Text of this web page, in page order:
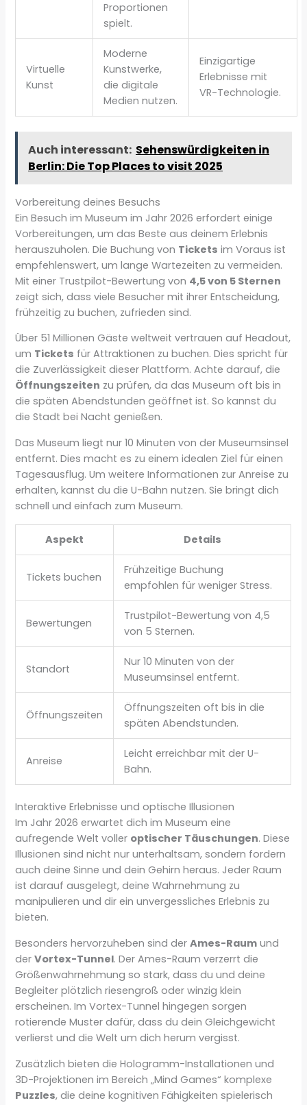
Proportionen
spielt.
Virtuelle
Kunst
Moderne
Kunstwerke,
die digitale
Medien nutzen.
Einzigartige
Erlebnisse mit
VR-Technologie.
Auch interessant: Sehenswürdigkeiten in
Berlin: Die Top Places to visit 2025
Vorbereitung deines Besuchs
Ein Besuch im Museum im Jahr 2026 erfordert einige
Vorbereitungen, um das Beste aus deinem Erlebnis
herauszuholen. Die Buchung von Tickets im Voraus ist
empfehlenswert, um lange Wartezeiten zu vermeiden.
Mit einer Trustpilot-Bewertung von 4,5 von 5 Sternen
zeigt sich, dass viele Besucher mit ihrer Entscheidung,
frühzeitig zu buchen, zufrieden sind.
Über 51 Millionen Gäste weltweit vertrauen auf Headout,
um Tickets für Attraktionen zu buchen. Dies spricht für
die Zuverlässigkeit dieser Plattform. Achte darauf, die
Öffnungszeiten zu prüfen, da das Museum oft bis in
die späten Abendstunden geöffnet ist. So kannst du
die Stadt bei Nacht genießen.
Das Museum liegt nur 10 Minuten von der Museumsinsel
entfernt. Dies macht es zu einem idealen Ziel für einen
Tagesausflug. Um weitere Informationen zur Anreise zu
erhalten, kannst du die U-Bahn nutzen. Sie bringt dich
schnell und einfach zum Museum.
Aspekt Details
Tickets buchen
Frühzeitige Buchung
empfohlen für weniger Stress.
Bewertungen
Trustpilot-Bewertung von 4,5
von 5 Sternen.
Standort
Nur 10 Minuten von der
Museumsinsel entfernt.
Öffnungszeiten
Öffnungszeiten oft bis in die
späten Abendstunden.
Anreise
Leicht erreichbar mit der U-
Bahn.
Interaktive Erlebnisse und optische Illusionen
Im Jahr 2026 erwartet dich im Museum eine
aufregende Welt voller optischer Täuschungen. Diese
Illusionen sind nicht nur unterhaltsam, sondern fordern
auch deine Sinne und dein Gehirn heraus. Jeder Raum
ist darauf ausgelegt, deine Wahrnehmung zu
manipulieren und dir ein unvergessliches Erlebnis zu
bieten.
Besonders hervorzuheben sind derAmes-Raum und
derVortex-Tunnel. Der Ames-Raum verzerrt die
Größenwahrnehmung so stark, dass du und deine
Begleiter plötzlich riesengroß oder winzig klein
erscheinen. Im Vortex-Tunnel hingegen sorgen
rotierende Muster dafür, dass du dein Gleichgewicht
verlierst und die Welt um dich herum vergisst.
Zusätzlich bieten die Hologramm-Installationen und
3D-Projektionen im Bereich „Mind Games“ komplexe
Puzzles, die deine kognitiven Fähigkeiten spielerisch